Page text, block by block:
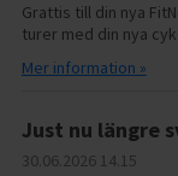
Grattis till din nya
turer med din nya
Mer information »
Just nu längre
30.06.2026 14.15